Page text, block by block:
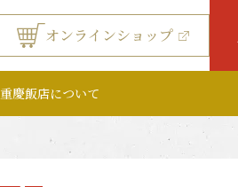
オンラインショップ
重慶飯店について